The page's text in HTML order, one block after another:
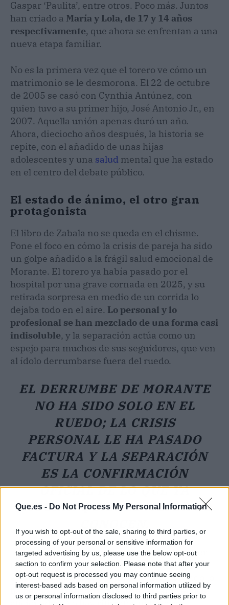
Que.es - Do Not Process My Personal Information
If you wish to opt-out of the sale, sharing to third parties, or
processing of your personal or sensitive information for
targeted advertising by us, please use the below opt-out
section to confirm your selection. Please note that after your
opt-out request is processed you may continue seeing
interest-based ads based on personal information utilized by
us or personal information disclosed to third parties prior to
Gaspar ‘Paulita’, entre otros. Poco más. Juntos
han criado a María y Lola, de 17 y 14 años
respectivamente, que ahora se enfrentan a una
nueva etapa familiar.
No es la primera vez que el torero ve cómo un
matrimonio se le desmorona. El 22 de octubre
de 2005 se casó con Cynthia Antúnez, con
quien tuvo a su primer hijo, José Antonio Jr., en
2007. Aquella unión apenas duró un año.
Ahora, dieciocho años después, la historia se
repite, con el añadido de unas hijas
adolescentes y una salud mental que ha estado
en el centro del debate público.
El estado de ánimo, el otro gran
protagonista
El libro de Zabala no se queda en el chisme.
Pone el foco en cómo la crisis de pareja ha sido
un golpe añadido a la frágil salud emocional de
Morante. El torero ya había pasado por el
hospital por una grave cornada en 2025, y su
retirada sorpresa en medio de un corrida lo
dejaba todo en el aire. Lo personal y lo
profesional se han mezclado de una forma casi
indisoluble, y la separación actúa como un
espejo para muchos de sus seguidores, que ven
al ídolo derrumbarse fuera del ruedo.
EL DERRUMBE DE MORANTE
NO HA SIDO SOLO EN EL
RUEDO; LA CRISIS
PERSONAL LE HA PASADO
FACTURA Y LA SEPARACIÓN
ES LA CONFIRMACIÓN
OFICIAL DE LO QUE YA
INTUÍAN QUIENES MEJOR LO
En el entorno del toro, las rupturas suelen ser
tan silenciosas como los tendidos vacíos. Pero
esta ha tardado meses en ver la luz y, cuando lo
ha hecho, ha dejado un regusto amargo en los